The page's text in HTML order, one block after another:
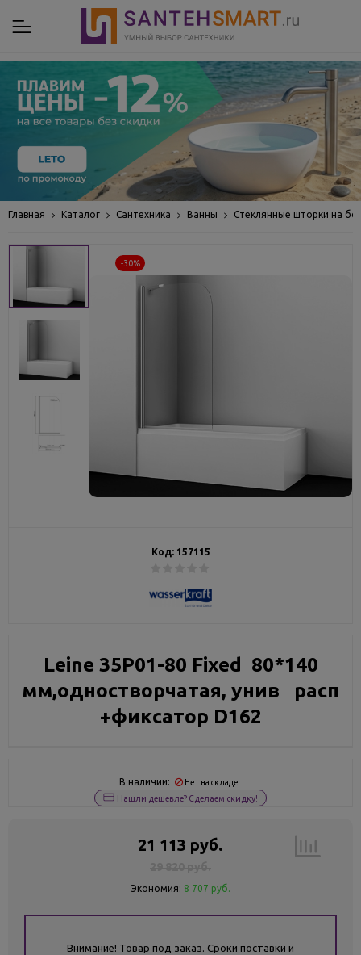
Главная Каталог Сантехника Ванны Стеклянные шторки на
-30%
Код: 157115
Leine 35P01-80 Fixed 80*140
мм,одностворчатая, унив расп
+фиксатор D162
В наличии: Нет на складе
Нашли дешевле? Сделаем скидку!
21 113 руб.
Экономия: 8 707 руб.
Внимание! Товар под заказ. Сроки поставки и